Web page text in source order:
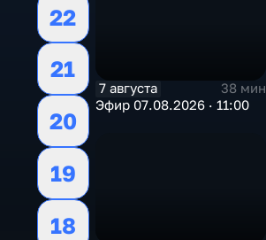
22
21
20
19
18
7 августа
38 мин
Эфир 07.08.2026 · 11:00